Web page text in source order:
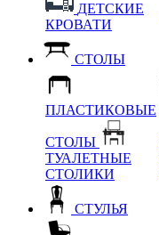
ДЕТСКИЕ
КРОВАТИ
СТОЛЫ
ПЛАСТИКОВЫЕ
СТОЛЫ
ТУАЛЕТНЫЕ
СТОЛИКИ
СТУЛЬЯ